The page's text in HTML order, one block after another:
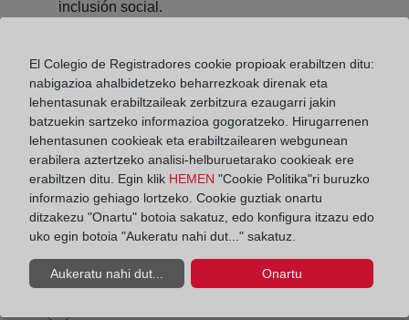
inclusión social.
Personas mayores de sesenta años.
Personas en situación de prejubilación o
jubilación que mediante aval hayan asumido las
deudas de sus hijos o nietos.
El Colegio de Registradores cookie propioak erabiltzen ditu:
nabigazioa ahalbidetzeko beharrezkoak direnak eta
lehentasunak erabiltzaileak zerbitzura ezaugarri jakin
batzuekin sartzeko informazioa gogoratzeko. Hirugarrenen
lehentasunen cookieak eta erabiltzailearen webgunean
erabilera aztertzeko analisi-helburuetarako cookieak ere
erabiltzen ditu. Egin klik HEMEN "Cookie Politika"ri buruzko
informazio gehiago lortzeko. Cookie guztiak onartu
ditzakezu "Onartu" botoia sakatuz, edo konfigura itzazu edo
uko egin botoia "Aukeratu nahi dut..." sakatuz.
Aukeratu nahi dut... Onartu